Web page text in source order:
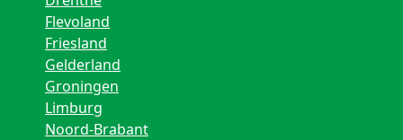
Flevoland
Friesland
Gelderland
Groningen
Limburg
Noord-Brabant